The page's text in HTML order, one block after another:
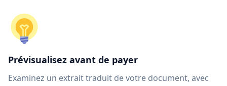
Prévisualisez avant de payer
Examinez un extrait traduit de votre document, avec